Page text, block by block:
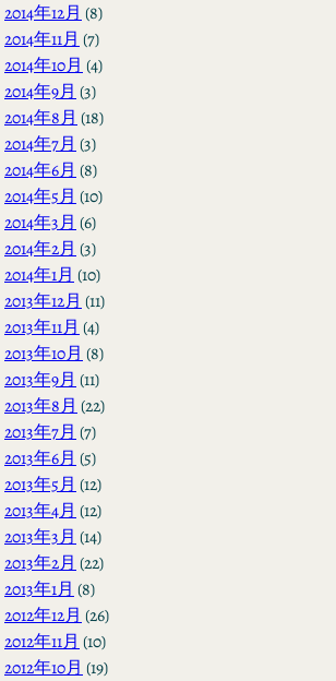
2014年12月 (8)
2014年11月 (7)
2014年10月 (4)
2014年9月 (3)
2014年8月 (18)
2014年7月 (3)
2014年6月 (8)
2014年5月 (10)
2014年3月 (6)
2014年2月 (3)
2014年1月 (10)
2013年12月 (11)
2013年11月 (4)
2013年10月 (8)
2013年9月 (11)
2013年8月 (22)
2013年7月 (7)
2013年6月 (5)
2013年5月 (12)
2013年4月 (12)
2013年3月 (14)
2013年2月 (22)
2013年1月 (8)
2012年12月 (26)
2012年11月 (10)
2012年10月 (19)